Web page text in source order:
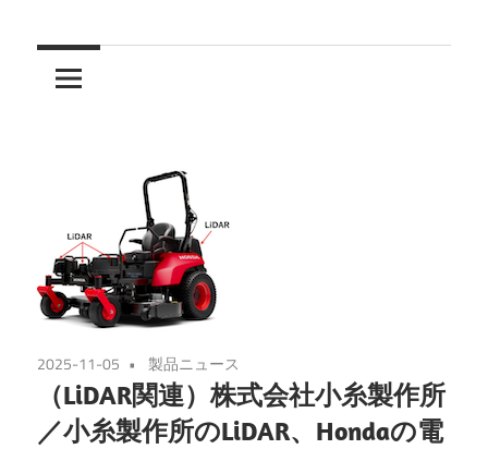
2025-11-05 製品ニュース
（LiDAR関連）株式会社小糸製作所
／小糸製作所のLiDAR、Hondaの電